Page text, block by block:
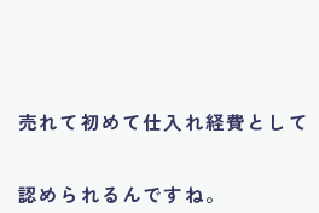
売れて初めて仕入れ経費として
認められるんですね。